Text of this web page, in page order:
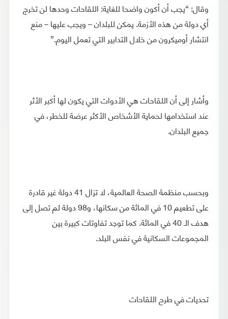
وقال: “يجب أن أكون واضحا للغاية: اللقاحات وحدها لن تخرج
أي دولة من هذه الأزمة. يمكن للبلدان – ويجب عليها – منع
انتشار أوميكرون من خلال التدابير التي تعمل اليوم.”
وأشار إلى أن اللقاحات هي الأدوات التي يكون لها أكبر الأثر
عند استخدامها لحماية الأشخاص الأكثر عرضة للخطر، في
جميع البلدان.
وبحسب منظمة الصحة العالمية، لا تزال 41 دولة غير قادرة
على تطعيم 10 في المائة من سكانها، و98 دولة لم تصل إلى
هدف الـ 40 في المائة. كما توجد تفاوتات كبيرة بين
المجموعات السكانية في نفس البلد.
تحديات في طرح اللقاحات